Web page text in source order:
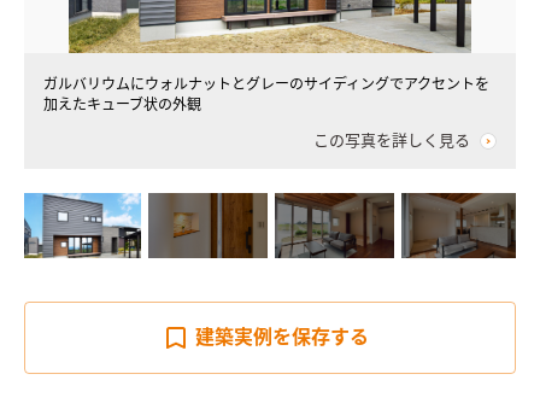
ガルバリウムにウォルナットとグレーのサイディングでアクセントを
加えたキューブ状の外観
この写真を詳しく見る
建築実例を保存する